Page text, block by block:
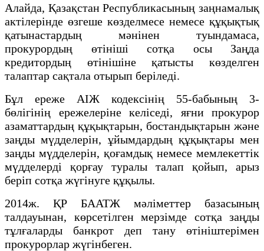
Алайда, Қазақстан Республикасының заңнамалық
актiлерiнде өзгеше көзделмесе немесе құқықтық
қатынастардың мәнінен туындамаса,
прокурордың өтінішi сотқа осы Заңда
кредитордың өтiнiшiне қатысты көзделген
талаптар сақтала отырып берiледi.
Бұл ереже АІЖ кодексінің 55-бабының 3-
бөлігінің ережелеріне келіседі, яғни прокурор
азаматтардың құқықтарын, бостандықтарын және
заңды мүдделерiн, ұйымдардың құқықтары мен
заңды мүдделерiн, қоғамдық немесе мемлекеттiк
мүдделердi қорғау туралы талап қойып, арыз
беріп сотқа жүгінуге құқылы.
2014ж. ҚР БААТЖ мәліметтер базасының
талдауынан, көрсетілген мерзімде сотқа заңды
тұлғаларды банкрот деп тану өтініштерімен
прокурорлар жүгінбеген.